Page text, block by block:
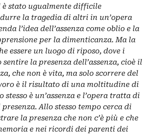
è stato ugualmente difficile
la tragedia di altri in un’opera
l’idea dell’assenza come oblio e la
per la dimenticanza. Ma la
essere un luogo di riposo, dove i
la presenza dell’assenza, cioè il
che non è vita, ma solo scorrere del
è il risultato di una moltitudine di
stesso è un’assenza e l’opera tratta di
presenza. Allo stesso tempo cerca di
la presenza che non c’è più e che
e nei ricordi dei parenti dei